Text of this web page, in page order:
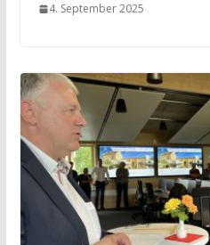
4. September 2025